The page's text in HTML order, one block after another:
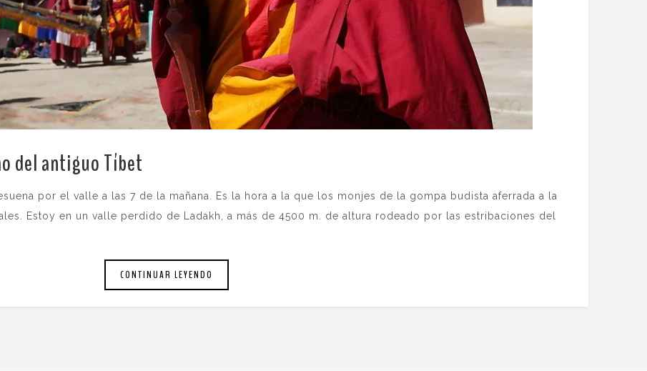
del antiguo Tíbet
por el valle a las 7 de la mañana. Es la hora a la que los monjes de la gompa budista aferrada a la
Estoy en un valle perdido de Ladakh, a más de 4500 m. de altura rodeado por las estribaciones del
CONTINUAR LEYENDO